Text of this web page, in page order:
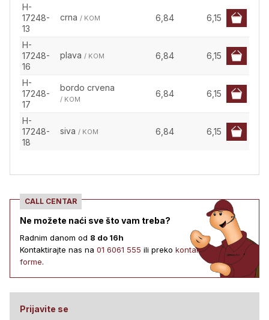
H-
17248-
13
crna / KOM 6,84 6,15
H-
17248-
16
plava / KOM 6,84 6,15
H-
17248-
17
bordo crvena
/ KOM
6,84 6,15
H-
17248-
18
siva / KOM 6,84 6,15
CALL CENTAR
Ne možete naći sve što vam treba?
Radnim danom od 8 do 16h
Kontaktirajte nas na 01 6061 555 ili preko kontakt
forme.
Prijavite se